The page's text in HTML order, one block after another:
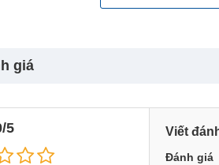
giá
5 Viết
Đánh giá